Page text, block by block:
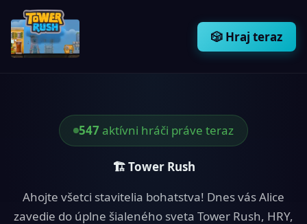
Preskočiť
na
obsah
🎲 Hraj teraz
547 aktívni hráči práve teraz
🏗 Tower Rush
Ahojte všetci stavitelia bohatstva! Dnes vás Alice
zavedie do úplne šialeného sveta Tower Rush, HRY,